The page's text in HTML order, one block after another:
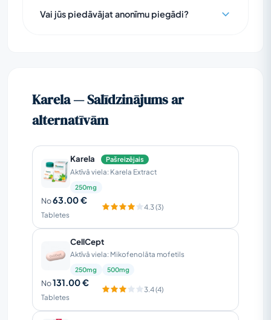
Vai jūs piedāvājat anonīmu piegādi?
Karela — Salīdzinājums ar
alternatīvām
Karela Pašreizējais
Aktīvā viela: Karela Extract
250mg
No63.00 €
Tabletes
4.3 (3)
CellCept
Aktīvā viela: Mikofenolāta mofetils
250mg 500mg
No131.00 €
Tabletes
3.4 (4)